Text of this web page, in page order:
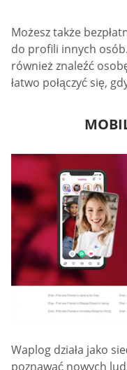
Możesz także
do profili innych
również znaleźć
łatwo połączyć się,
Waplog działa jako
poznawać nowych